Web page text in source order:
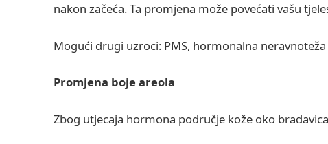
nakon začeća. Ta promjena može povećati vašu
Mogući drugi uzroci: PMS, hormonalna neravnoteža
Promjena boje areola
Zbog utjecaja hormona područje kože oko